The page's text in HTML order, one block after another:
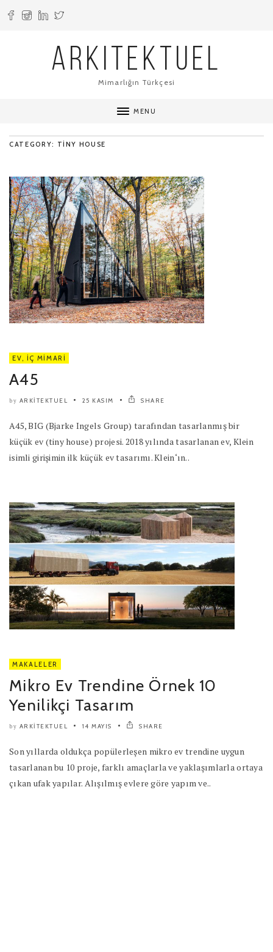
ARKITEKTUEL
Mimarlığın Türkçesi
MENU
CATEGORY: TINY HOUSE
EV, İÇ MIMARI
A45
by ARKITEKTUEL 25 KASIM SHARE
A45, BIG (Bjarke Ingels Group) tarafından tasarlanmış bir
küçük ev (tiny house) projesi. 2018 yılında tasarlanan ev, Klein
isimli girişimin ilk küçük ev tasarımı. Klein‘ın..
MAKALELER
Mikro Ev Trendine Örnek 10
Yenilikçi Tasarım
by ARKITEKTUEL 14 MAYIS SHARE
Son yıllarda oldukça popülerleşen mikro ev trendine uygun
tasarlanan bu 10 proje, farklı amaçlarla ve yaklaşımlarla ortaya
çıkan ufak yapılar. Alışılmış evlere göre yapım ve..